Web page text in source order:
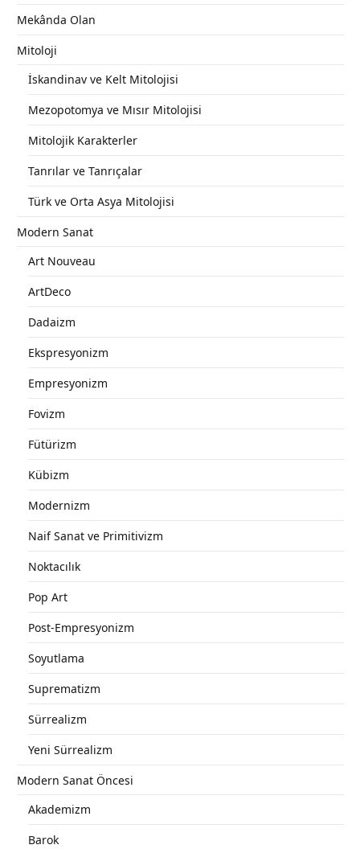
Mekânda Olan
Mitoloji
İskandinav ve Kelt Mitolojisi
Mezopotomya ve Mısır Mitolojisi
Mitolojik Karakterler
Tanrılar ve Tanrıçalar
Türk ve Orta Asya Mitolojisi
Modern Sanat
Art Nouveau
ArtDeco
Dadaizm
Ekspresyonizm
Empresyonizm
Fovizm
Fütürizm
Kübizm
Modernizm
Naif Sanat ve Primitivizm
Noktacılık
Pop Art
Post-Empresyonizm
Soyutlama
Suprematizm
Sürrealizm
Yeni Sürrealizm
Modern Sanat Öncesi
Akademizm
Barok